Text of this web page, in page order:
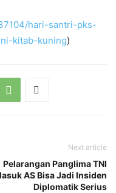
hari-santri-pks-
kitab-kuning)
Next article
Pelarangan Panglima TNI
AS Bisa Jadi Insiden
Diplomatik Serius